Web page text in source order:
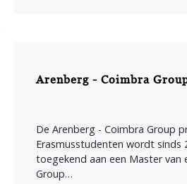
Arenberg - Coimbra
De Arenberg - Coimbra Group
Erasmusstudenten wordt sinds
toegekend aan een Master van
Group…